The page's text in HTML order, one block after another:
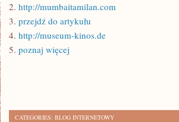
2. http://mumbaitamilan.com
3. przejdź do artykułu
4. http://museum-kinos.de
5. poznaj więcej
CATEGORIES: BLOG INTERNETOWY